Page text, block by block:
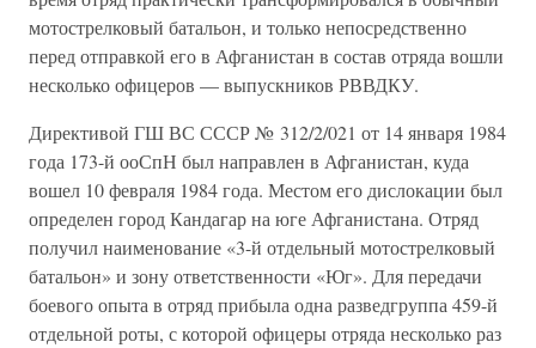
мотострелковый батальон, и только непосредственно
перед отправкой его в Афганистан в состав отряда вошли
несколько офицеров — выпускников РВВДКУ.
Директивой ГШ ВС СССР № 312/2/021 от 14 января 1984
года 173-й ооСпН был направлен в Афганистан, куда
вошел 10 февраля 1984 года. Местом его дислокации был
определен город Кандагар на юге Афганистана. Отряд
получил наименование «3-й отдельный мотострелковый
батальон» и зону ответственности «Юг». Для передачи
боевого опыта в отряд прибыла одна разведгруппа 459-й
отдельной роты, с которой офицеры отряда несколько раз